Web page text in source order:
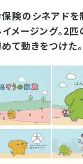
険のシネアドを
メージング。2
て動きをつけた。